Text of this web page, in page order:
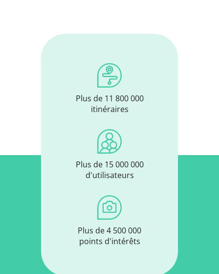
Plus de 11 800 000
itinéraires
Plus de 15 000 000
d'utilisateurs
Plus de 4 500 000
points d'intérêts